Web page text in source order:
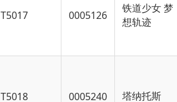
T5017 0005126
铁道少女 梦
想轨迹
T5018 0005240 塔纳托斯